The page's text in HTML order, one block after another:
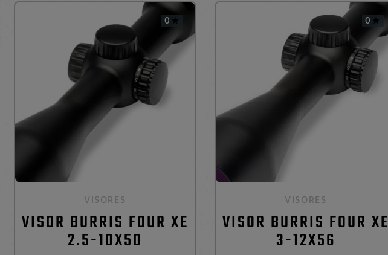
0 
VISORES
VISOR BURRIS FOUR XE
2.5-10X50
0 
VISORES
VISOR BURRIS FOUR XE
3-12X56